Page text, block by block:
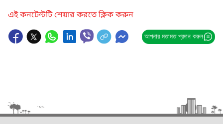
এই কনটেন্টটি শেয়ার করতে ক্লিক করুন
আপনার মতামত প্রদান করুন